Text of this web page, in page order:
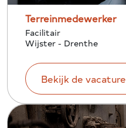
Terreinmedewerker
Facilitair
Wijster - Drenthe
Bekijk de vacature